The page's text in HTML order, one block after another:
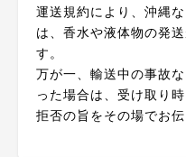
運送規約により、沖縄
は、香水や液体物の発
す。
万が一、輸送中の事故
った場合は、受け取り
拒否の旨をその場でお伝